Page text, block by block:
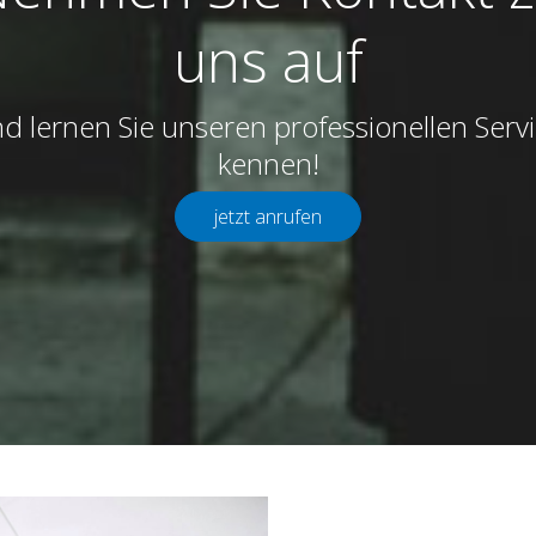
uns auf
lernen Sie unseren professionellen
kennen!
jetzt anrufen